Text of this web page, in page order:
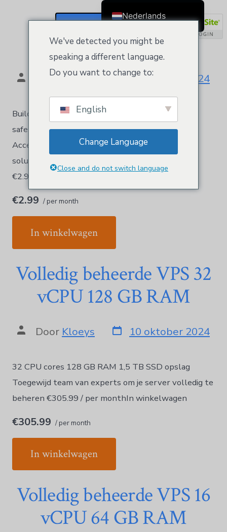
Dedicated hosting IP
Door Kloeys 10 oktober 2024
Build your business on its own unique IP address,
safe and guarded by Kloeys FTP Account Access
Accepts SSL Certificate An exclusive Kloeys
solution for those who want to stay in control.
€2.99 / per monthIn winkelwagen
€2.99 / per month
In winkelwagen
Volledig beheerde VPS 32
vCPU 128 GB RAM
Door Kloeys 10 oktober 2024
32 CPU cores 128 GB RAM 1,5 TB SSD opslag
Toegewijd team van experts om je server volledig te
beheren €305.99 / per monthIn winkelwagen
€305.99 / per month
In winkelwagen
Volledig beheerde VPS 16
vCPU 64 GB RAM
We've detected you might be
speaking a different language.
Do you want to change to:
English
Change Language
Close and do not switch language
Nederlands
Ελληνικά
Suomi
Bahasa Indonesia
Português
Slovenščina
Svenska
Türkçe
Русский
Tiếng Việt
العربية